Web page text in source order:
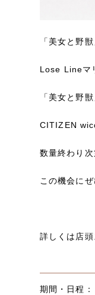
「美女と野
Lose Lineマ
「美女と野
CITIZEN
数量終わり
この機会に
詳しくは店頭
期間・日程